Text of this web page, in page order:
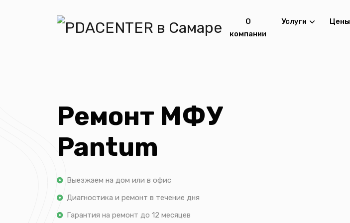
О
компании
Услуги Цены
Ремонт МФУ
Pantum
Выезжаем на дом или в офис
Диагностика и ремонт в течение дня
Гарантия на ремонт до 12 месяцев